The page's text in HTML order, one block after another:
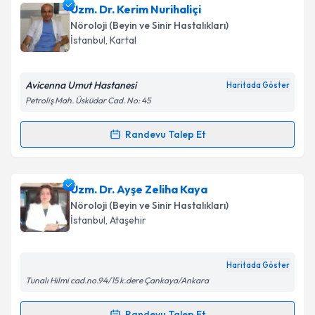
Op. Dr. Asaf Atbaşiçin randevu takvimi talebi
oluşturun. Size bu uzmandan randevu almanız için bir
takvim hazırlandığında e-posta ile bilgilendireceğiz.
Kişisel verilerimin işlenmesine ilişkin
Metni'ni okudum ve kişisel verilerimin belirtilen
Takvim Talebini Gönder
Uzm. Dr. Kerim Nurihaliçi
Nöroloji (Beyin ve Sinir Hastalıkları)
İstanbul, Kartal
Avicenna Umut Hastanesi Haritada Göster
Petroliş Mah. Üsküdar Cad. No: 45
Randevu Talep Et
Randevu Takvimi Talebi
Uzm. Dr. Kerim Nurihaliçiiçin randevu takvimi talebi
oluşturun. Size bu uzmandan randevu almanız için bir
takvim hazırlandığında e-posta ile bilgilendireceğiz.
Uzm. Dr. Ayşe Zeliha Kaya
Nöroloji (Beyin ve Sinir Hastalıkları)
İstanbul, Ataşehir
Haritada Göster
Tunalı Hilmi cad.no.94/15 k.dere Çankaya/Ankara